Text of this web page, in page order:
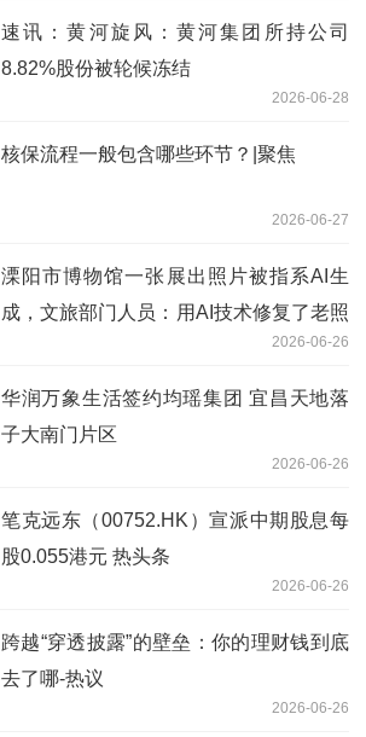
速讯：黄河旋风：黄河集团所持公司
8.82%股份被轮候冻结
2026-06-28
核保流程一般包含哪些环节？|聚焦
2026-06-27
溧阳市博物馆一张展出照片被指系AI生
成，文旅部门人员：用AI技术修复了老照
2026-06-26
华润万象生活签约均瑶集团 宜昌天地落
子大南门片区
2026-06-26
笔克远东（00752.HK）宣派中期股息每
股0.055港元 热头条
2026-06-26
跨越“穿透披露”的壁垒：你的理财钱到底
去了哪-热议
2026-06-26